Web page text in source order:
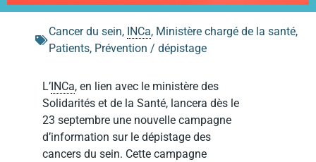
Cancer du sein, INCa, Ministère chargé de la santé,
Patients, Prévention / dépistage
L’ INCa, en lien avec le ministère des
Solidarités et de la Santé, lancera dès le
23 septembre une nouvelle campagne
d’information sur le dépistage des
cancers du sein. Cette campagne